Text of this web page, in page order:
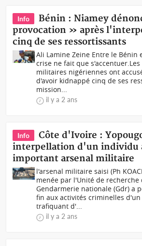
Info
Bénin : Niamey
provocation » après
cinq de ses ressortissants
Ali Lamine Zeine Entre le Bénin
crise ne fait que
militaires nigériennes ont
d'avoir kidnappé cinq de ses
mission...
il y a 2 ans
Info
Côte d'Ivoire :
interpellation d'un individu
important arsenal militaire
l'arsenal militaire saisi (Ph
menée par l'Unité de recherche
Gendarmerie nationale (Gdr) a
fin aux activités criminelles
trafiquant d'...
il y a 2 ans